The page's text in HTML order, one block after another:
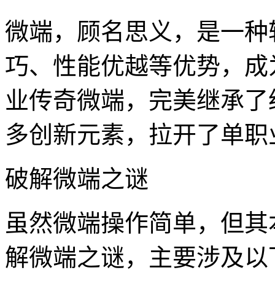
微端，顾名思义，是一
巧、性能优越等优势，
业传奇微端，完美继承
多创新元素，拉开了单
破解微端之谜
虽然微端操作简单，但
解微端之谜，主要涉及